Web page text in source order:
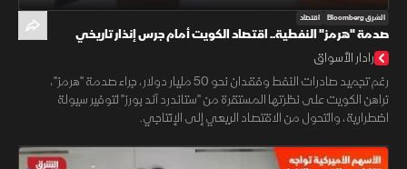
الشرق Bloomberg اقتصاد
صدمة "هرمز" النفطية.. اقتصاد الكويت أمام جرس إنذار تاريخي
رادار الأسواق
رغم تجميد صادرات النفط وفقدان نحو 50 مليار دولار، جراء صدمة "هرمز"،
تراهن الكويت على نظرتها المستقرة من "ستاندرد آند بورز" لتوفير سيولة
اضطرارية، والتحول من الاقتصاد الريعي إلى الإنتاجي.